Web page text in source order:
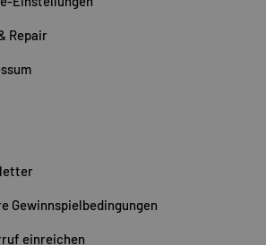
Repair
Gewinnspielbedingungen
einreichen